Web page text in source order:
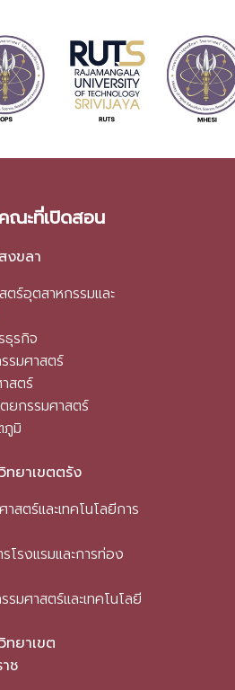
ณะที่เปิดสอน
งขลา
ร์อุตสาหกรรมและ
ธุรกิจ
รมศาสตร์
สตร์
ยกรรมศาสตร์
ภูมิ
ทยาเขตตรัง
สตร์และเทคโนโลยีการ
โรงแรมและการท่อง
มศาสตร์และเทคโนโลยี
ทยาเขต
ช